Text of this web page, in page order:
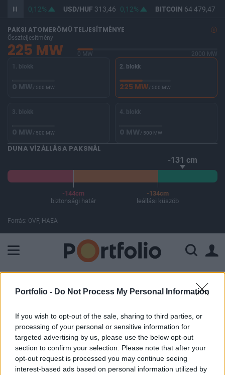
Portfolio - Do Not Process My Personal Information
If you wish to opt-out of the sale, sharing to third parties, or
processing of your personal or sensitive information for
targeted advertising by us, please use the below opt-out
section to confirm your selection. Please note that after your
opt-out request is processed you may continue seeing
interest-based ads based on personal information utilized by
362,18 0,12% USD/HUF313,46 0,12% BITCOIN64 479,47
PAKSI ATOMERŐMŰ TELJESÍTMÉNYE
Összteljesítmény
225 MW 0 MW
2000 MW
1. blokk
0 MW/ 500 MW
2. blokk
225 MW/ 500 MW
3. blokk
0 MW/ 500 MW
4. blokk
0 MW/ 500 MW
DUNA VÍZÁLLÁSA PAKSNÁL
-131 cm
-144cm
biztonsági határ
-134cm
leállási küszöb
Forrás: OVF, HAEA
ELŐFIZETŐI TARTALOM
A felülteljesítés megmaradhat a
BÉT-en
Portfolio
2002. szeptember 24. 09:53